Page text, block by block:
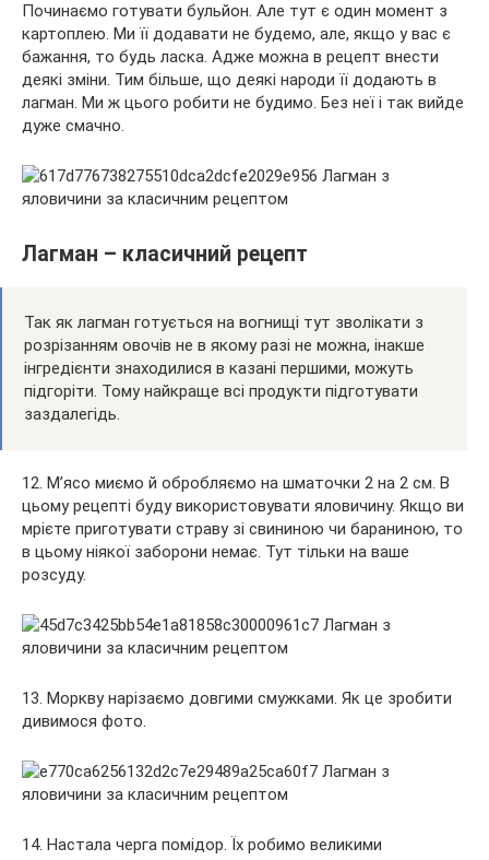
Починаємо готувати бульйон. Але тут є один момент з
картоплею. Ми її додавати не будемо, але, якщо у вас є
бажання, то будь ласка. Адже можна в рецепт внести
деякі зміни. Тим більше, що деякі народи її додають в
лагман. Ми ж цього робити не будимо. Без неї і так вийде
дуже смачно.
Лагман – класичний рецепт
Так як лагман готується на вогнищі тут зволікати з
розрізанням овочів не в якому разі не можна, інакше
інгредієнти знаходилися в казані першими, можуть
підгоріти. Тому найкраще всі продукти підготувати
заздалегідь.
12. М’ясо миємо й обробляємо на шматочки 2 на 2 см. В
цьому рецепті буду використовувати яловичину. Якщо ви
мрієте приготувати страву зі свининою чи бараниною, то
в цьому ніякої заборони немає. Тут тільки на ваше
розсуду.
13. Моркву нарізаємо довгими смужками. Як це зробити
дивимося фото.
14. Настала черга помідор. Їх робимо великими